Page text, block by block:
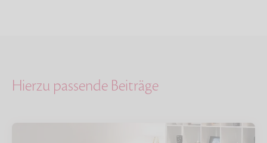
Hierzu passende Beiträge